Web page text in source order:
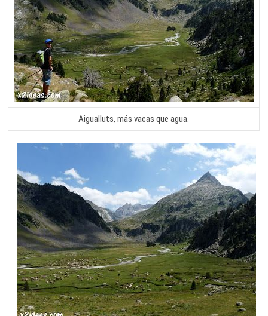
Aigualluts, más vacas que agua.